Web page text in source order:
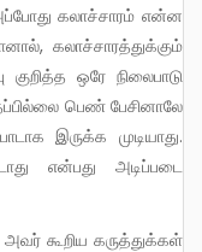
கலாச்சாரம் என்ன
கலாச்சாரத்துக்கும்
ஒரே நிலைபாடு
பெண் பேசினாலே
இருக்க முடியாது.
என்பது அடிப்படை